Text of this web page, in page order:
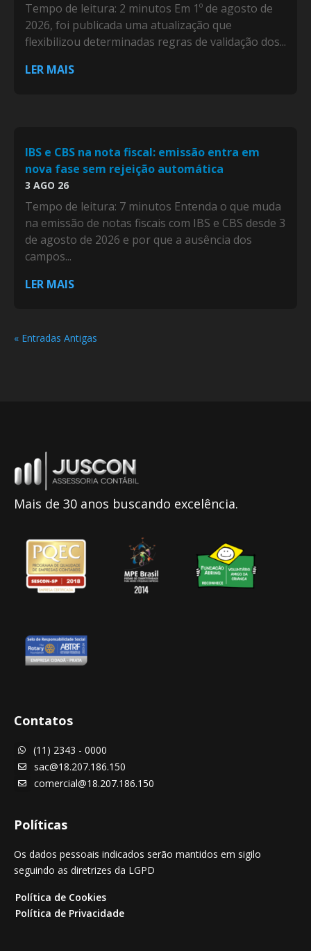
Tempo de leitura: 2 minutos Em 1º de agosto de
2026, foi publicada uma atualização que
flexibilizou determinadas regras de validação dos...
LER MAIS
IBS e CBS na nota fiscal: emissão entra em
nova fase sem rejeição automática
3 AGO 26
Tempo de leitura: 7 minutos Entenda o que muda
na emissão de notas fiscais com IBS e CBS desde 3
de agosto de 2026 e por que a ausência dos
campos...
LER MAIS
« Entradas Antigas
Mais de 30 anos buscando excelência.
Contatos
 (11) 2343 - 0000
 sac@18.207.186.150
 comercial@18.207.186.150
Políticas
Os dados pessoais indicados serão mantidos em sigilo
seguindo as diretrizes da LGPD
Política de Cookies
Política de Privacidade